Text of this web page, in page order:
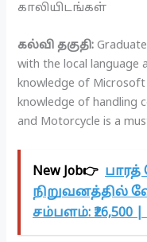
காலியிடங்கள்
கல்வி தகுதி:
with the local language
knowledge of Microsoft
knowledge of handling
and Motorcycle is a
New Job👉
நிறுவனத்தில்
சம்பளம்: ₹26,500